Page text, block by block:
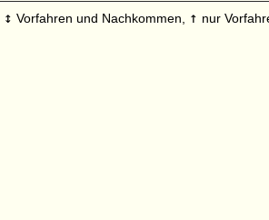
↕ Vorfahren und Nachkommen, ↑ nur